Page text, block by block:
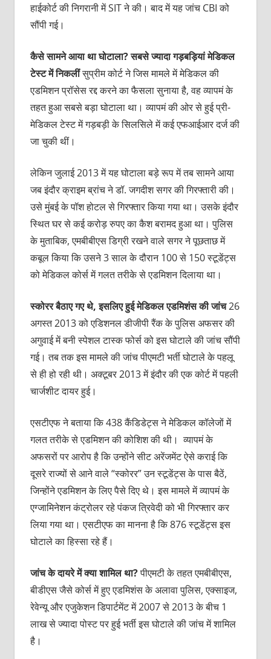
हाईकोर्ट की निगरानी में SIT ने की। बाद में यह जांच CBI को
सौंपी गई।
कैसेसामने आया थाघोटाला?सबसेज्यादागड़बड़ियांमेडिकल
टेस्टमेंनिकलींसुप्रीम कोर्ट ने जिस मामले में मेडिकल की
एडमिशन प्रॉसेस रद्द करने का फैसला सुनाया है, वह व्यापमं के
तहत हुआ सबसे बड़ा घोटाला था। व्यापमं की ओर से हुई प्री-
मेडिकल टेस्ट में गड़बड़ी के सिलसिले में कई एफआईआर दर्ज की
जा चुकी थीं।
लेकिन जुलाई 2013 में यह घोटाला बड़े रूप में तब सामने आया
जब इंदौर क्राइम ब्रांच ने डॉ. जगदीश सगर की गिरफ्तारी की।
उसे मुंबई के पॉश होटल से गिरफ्तार किया गया था। उसके इंदौर
स्थित घर से कई करोड़ रुपए का कैश बरामद हुआ था। पुलिस
के मुताबिक, एमबीबीएस डिग्री रखने वाले सगर ने पूछताछ में
कबूल किया कि उसने 3 साल के दौरान 100 से 150 स्टूडेंट्स
को मेडिकल कोर्स में गलत तरीके से एडमिशन दिलाया था।
स्कोररबैठाएगए थे,इसलिएहुईमेडिकलएडमिशंसकीजांच26
अगस्त 2013 को एडिशनल डीजीपी रैंक के पुलिस अफसर की
अगुवाई में बनी स्पेशल टास्क फोर्स को इस घोटाले की जांच सौंपी
गई। तब तक इस मामले की जांच पीएमटी भर्ती घोटाले के पहलू
से ही हो रही थी। अक्टूबर 2013 में इंदौर की एक कोर्ट में पहली
चार्जशीट दायर हुई।
एसटीएफ ने बताया कि 438 कैंडिडेट्स ने मेडिकल कॉलेजों में
गलत तरीके से एडमिशन की कोशिश की थी। व्यापमं के
अफसरों पर आरोप है कि उन्होंने सीट अरेंजमेंट ऐसे कराई कि
दूसरे राज्यों से आने वाले “स्कोरर” उन स्टूडेंट्स के पास बैठें,
जिन्होंने एडमिशन के लिए पैसे दिए थे। इस मामले में व्यापमं के
एग्जामिनेशन कंट्रोलर रहे पंकज त्रिवेदी को भी गिरफ्तार कर
लिया गया था। एसटीएफ का मानना है कि 876 स्टूडेंट्स इस
घोटाले का हिस्सा रहे हैं।
जांचकेदायरेमेंक्याशामिल था?पीएमटी के तहत एमबीबीएस,
बीडीएस जैसे कोर्स में हुए एडमिशंस के अलावा पुलिस, एक्साइज,
रेवेन्यू और एजुकेशन डिपार्टमेंट में 2007 से 2013 के बीच 1
लाख से ज्यादा पोस्ट पर हुई भर्ती इस घोटाले की जांच में शामिल
है।